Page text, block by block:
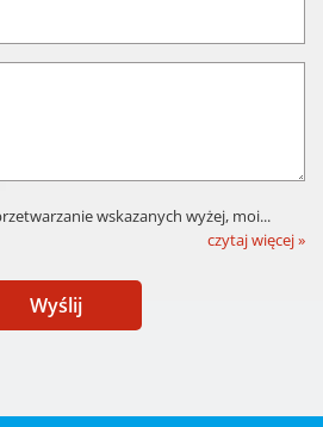
wskazanych wyżej, moi...
czytaj więcej »
Wyślij